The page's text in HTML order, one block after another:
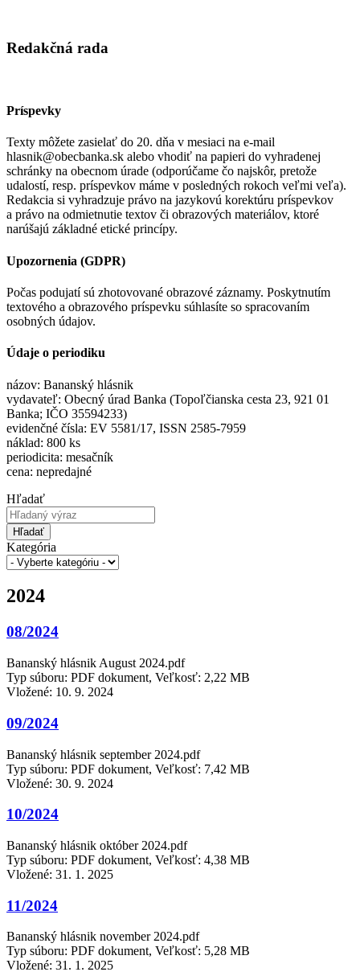
Redakčná rada
Príspevky
Texty môžete zasielať do 20. dňa v mesiaci na e-mail
hlasnik@obecbanka.sk alebo vhodiť na papieri do vyhradenej
schránky na obecnom úrade (odporúčame čo najskôr, pretože
udalostí, resp. príspevkov máme v posledných rokoch veľmi veľa).
Redakcia si vyhradzuje právo na jazykovú korektúru príspevkov
a právo na odmietnutie textov či obrazových materiálov, ktoré
narúšajú základné etické princípy.
Upozornenia (GDPR)
Počas podujatí sú zhotovované obrazové záznamy. Poskytnutím
textového a obrazového príspevku súhlasíte so spracovaním
osobných údajov.
Údaje o periodiku
názov: Bananský hlásnik
vydavateľ: Obecný úrad Banka (Topoľčianska cesta 23, 921 01
Banka; IČO 35594233)
evidenčné čísla: EV 5581/17, ISSN 2585-7959
náklad: 800 ks
periodicita: mesačník
cena: nepredajné
Hľadať
Hľadať
Kategória
2024
08/2024
Bananský hlásnik August 2024.pdf
Typ súboru: PDF dokument, Veľkosť: 2,22 MB
Vložené: 10. 9. 2024
09/2024
Bananský hlásnik september 2024.pdf
Typ súboru: PDF dokument, Veľkosť: 7,42 MB
Vložené: 30. 9. 2024
10/2024
Bananský hlásnik október 2024.pdf
Typ súboru: PDF dokument, Veľkosť: 4,38 MB
Vložené: 31. 1. 2025
11/2024
Bananský hlásnik november 2024.pdf
Typ súboru: PDF dokument, Veľkosť: 5,28 MB
Vložené: 31. 1. 2025